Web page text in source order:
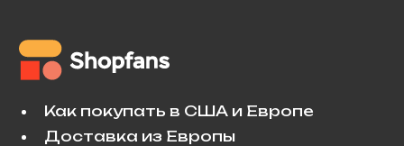
Как покупать в США и Европе
Доставка из Европы